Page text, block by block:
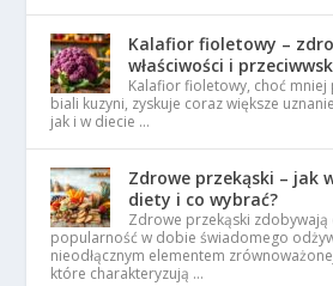
Kalafior fioletowy –
właściwości i
Kalafior fioletowy, choć
biali kuzyni, zyskuje coraz większe
jak i w diecie …
Zdrowe przekąski – jak
diety i co wybrać?
Zdrowe przekąski zdobywają
popularność w dobie świadomego
nieodłącznym elementem
które charakteryzują …